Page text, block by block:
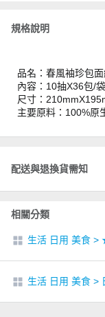
規格說明
品名：春風袖珍包
內容：10抽X36包/袋
尺寸：
主要原料：100%原
配送與退換貨需知
相關分類
生活 日用 美食 >
生活 日用 美食 >